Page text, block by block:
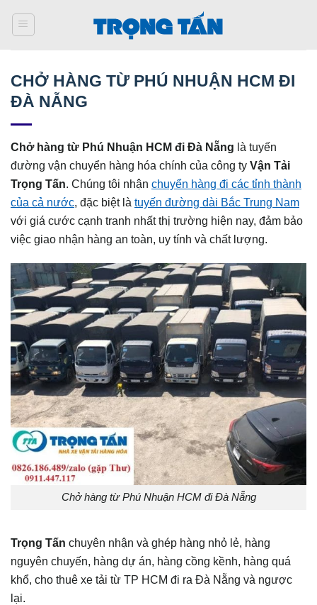
qua
CHỞ HÀNG TỪ PHÚ NHUẬN HCM ĐI
ĐÀ NẴNG
Chở hàng từ Phú Nhuận HCM đi Đà Nẵng là tuyến
đường vận chuyển hàng hóa chính của công ty Vận Tải
Trọng Tấn. Chúng tôi nhận chuyển hàng đi các tỉnh thành
của cả nước, đặc biệt là tuyến đường dài Bắc Trung Nam
với giá cước cạnh tranh nhất thị trường hiện nay, đảm bảo
việc giao nhận hàng an toàn, uy tính và chất lượng.
Chở hàng từ Phú Nhuận HCM đi Đà Nẵng
Trọng Tấn chuyên nhận và ghép hàng nhỏ lẻ, hàng
nguyên chuyến, hàng dự án, hàng cồng kềnh, hàng quá
khổ, cho thuê xe tải từ TP HCM đi ra Đà Nẵng và ngược
lại.